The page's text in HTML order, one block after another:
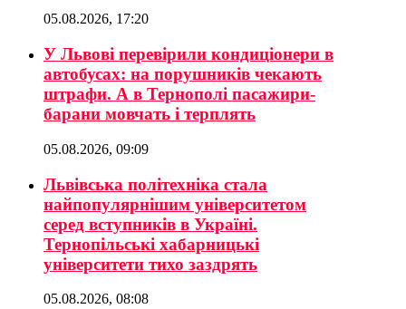
05.08.2026, 17:20
У Львові перевірили кондиціонери в
автобусах: на порушників чекають
штрафи. А в Тернополі пасажири-
барани мовчать і терплять
05.08.2026, 09:09
Львівська політехніка стала
найпопулярнішим університетом
серед вступників в Україні.
Тернопільські хабарницькі
університети тихо заздрять
05.08.2026, 08:08